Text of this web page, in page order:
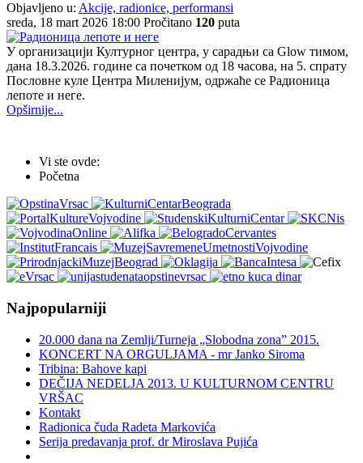
Objavljeno u: Akcije, radionice, performansi
sreda, 18 mart 2026 18:00 Pročitano 120 puta
У организацији Културног центра, у сарадњи са Glow тимом,
дана 18.3.2026. године са почетком од 18 часова, на 5. спрату
Пословне куле Центра Миленијум, одржаће се Радионица
лепоте и неге.
Opširnije...
Vi ste ovde:
Početna
Najpopularniji
20.000 dana na Zemlji/Turneja „Slobodna zona” 2015.
KONCERT NA ORGULJAMA - mr Janko Siroma
Tribina: Bahove kapi
DEČIJA NEDELJA 2013. U KULTURNOM CENTRU
VRŠAC
Kontakt
Radionica čuda Radeta Markovića
Serija predavanja prof. dr Miroslava Pujića